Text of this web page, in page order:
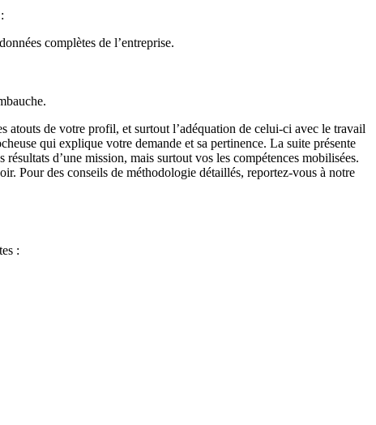
complètes de l’entreprise.
atouts de votre profil, et surtout l’adéquation de celui-ci avec le travail
qui explique votre demande et sa pertinence. La suite présente
d’une mission, mais surtout vos les compétences mobilisées.
Pour des conseils de méthodologie détaillés, reportez-vous à notre
: